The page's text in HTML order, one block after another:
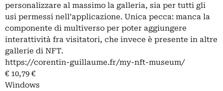
personalizzare al massimo la galleria, sia per tutti gli
usi permessi nell’applicazione. Unica pecca: manca la
componente di multiverso per poter aggiungere
interattività fra visitatori, che invece è presente in altre
gallerie di NFT.
https://corentin-guillaume.fr/my-nft-museum/
€ 10,79 €
Windows